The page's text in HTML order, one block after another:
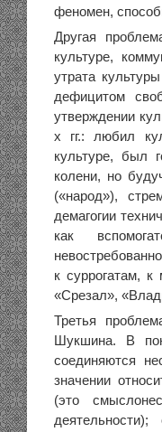
феномен,
Другая
культуре,
утрата
дефицитом
утверждении
х гг.: любил
культуре, был
колени, но
(«народ»),
демагогии
как
к суррогатам,
«Срезал»,
Третья
Шукшина. В
соединяются
значении
(это